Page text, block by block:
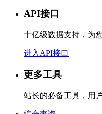
API接口
十亿级数据支持，为
进入API接口
更多工具
站长的必备工具，用